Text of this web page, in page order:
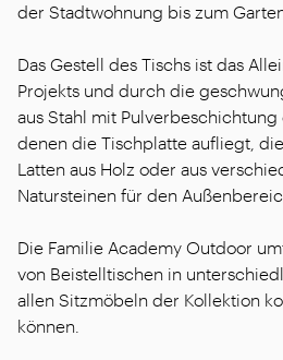
der Stadtwohnung bis zum
Das Gestell des Tischs ist das
Projekts und durch die
aus Stahl mit
denen die Tischplatte aufliegt,
Latten aus Holz oder aus
Natursteinen für den
Die Familie Academy Outdoor
von Beistelltischen in
allen Sitzmöbeln der Kollektion
können.